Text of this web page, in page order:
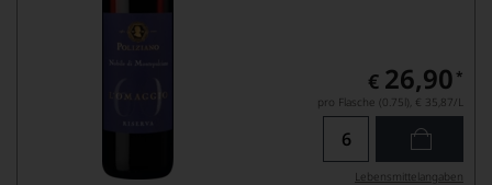
€ 26,90 *
pro Flasche (0.75l), € 35,87/L
Lebensmittel­angaben